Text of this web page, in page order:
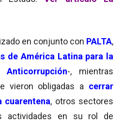
en conjunto con PALTA,
de América Latina para la
-, mientras
vieron obligadas a cerrar
cuarentena, otros sectores
actividades en su rol de